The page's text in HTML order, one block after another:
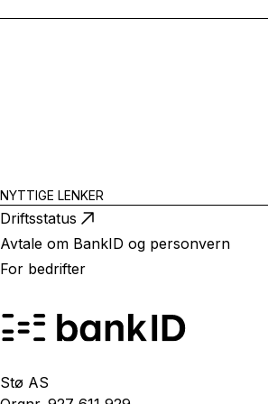
NYTTIGE LENKER
Driftsstatus
Avtale om BankID og personvern
For bedrifter
Stø AS